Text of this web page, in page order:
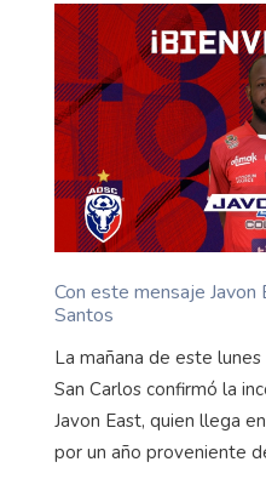
Con este mensaje
Santos
La mañana de este
San Carlos confirmó la
Javon East, quien llega
por un año proveniente